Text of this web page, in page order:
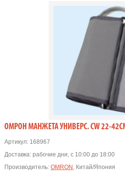
ОМРОН МАНЖЕТА УНИВЕРС. CW 22-
Артикул:168967
Доставка: рабочие дни, с 10:00 до 18:00
Производитель: OMRON , Китай/Япония